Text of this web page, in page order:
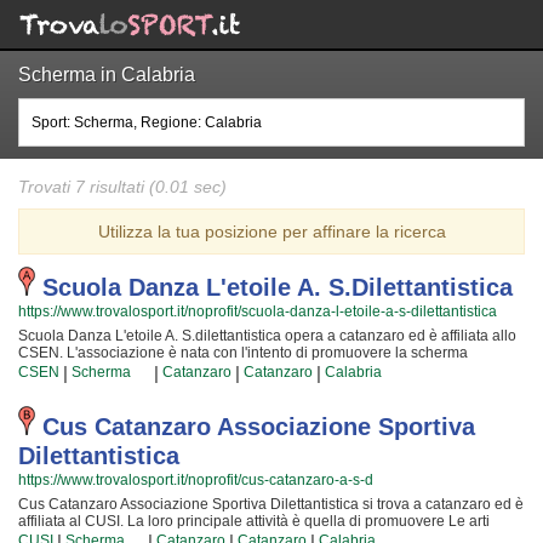
Scherma in Calabria
Trovati 7 risultati (0.01 sec)
Utilizza la tua posizione per affinare la ricerca
Scuola Danza L'etoile A. S.dilettantistica
https://www.trovalosport.it/noprofit/scuola-danza-l-etoile-a-s-dilettantistica
Scuola Danza L'etoile A. S.dilettantistica opera a catanzaro ed è affiliata allo
CSEN. L'associazione è nata con l'intento di promuovere la scherma
offrendo gare sul territorio e corsi per bambini, ragazzi e adulti. L'attività è
incentrata sia sullo sviluppo delle capacità motorie e fisiche degli atleti sia
sulla creazione di quelle qualità personali che si acquisiscono
quotidianamente affrontando sfide difficili. Proprio per questo motivo gli
istruttori sono tra i più preparati della provincia e sono in grado di trasmettere
quei valori in cui Scuola Danza L'etoile A. S.dilettantistica crede fin dalla sua
nascita. La passione, i sacrifici e la continua ricerca della chiave per crescere
e superare i propri limiti personali rendono la scherma uno sport unico e da
cui si viene immediatamente stupiti. Scuola Danza L'etoile A. S.dilettantistica
è una grande famiglia in cui potrai trovare nuovi amici con cui allenarti,
istruttori qualificati e un ambiente ideale. Se vuoi iscriverti o semplicemente
CSEN | Scherma | Catanzaro | Catanzaro | Calabria
Cus Catanzaro Associazione Sportiva
Dilettantistica
https://www.trovalosport.it/noprofit/cus-catanzaro-a-s-d
Cus Catanzaro Associazione Sportiva Dilettantistica si trova a catanzaro ed è
affiliata al CUSI. La loro principale attività è quella di promuovere Le arti
marziali organizzando corsi rivolti a bambini, ragazzi e adulti. Se desiderate